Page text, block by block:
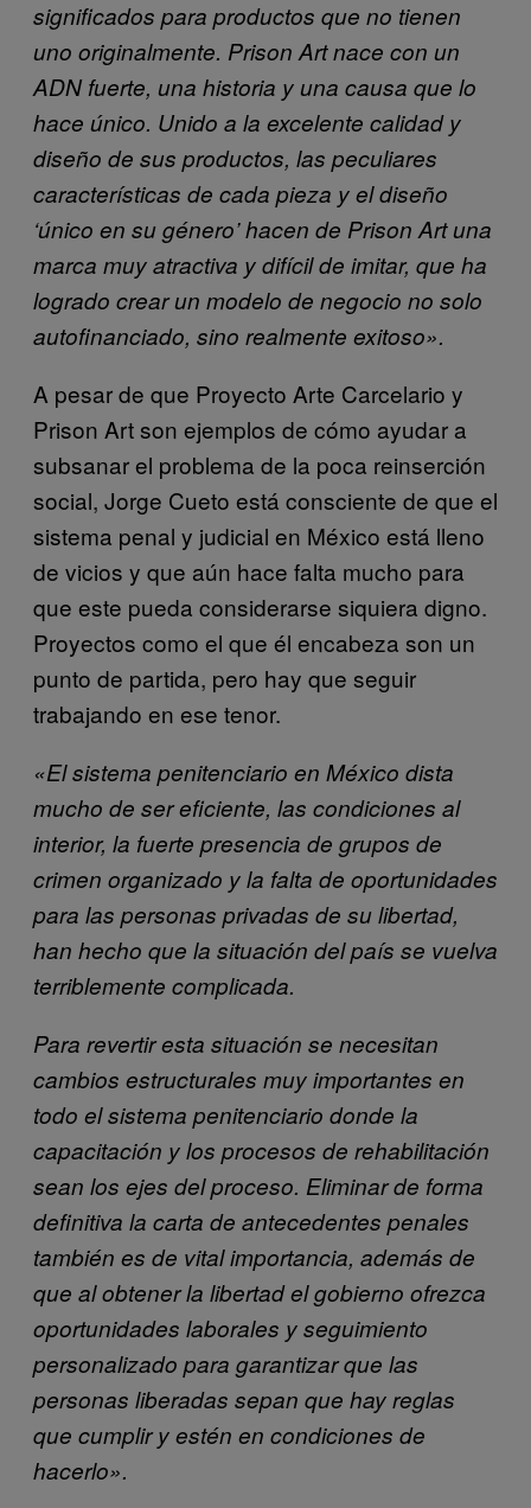
significados para productos que no tienen
uno originalmente. Prison Art nace con un
ADN fuerte, una historia y una causa que lo
hace único. Unido a la excelente calidad y
diseño de sus productos, las peculiares
características de cada pieza y el diseño
‘único en su género’ hacen de Prison Art una
marca muy atractiva y difícil de imitar, que ha
logrado crear un modelo de negocio no solo
autofinanciado, sino realmente exitoso».
A pesar de que Proyecto Arte Carcelario y
Prison Art son ejemplos de cómo ayudar a
subsanar el problema de la poca reinserción
social, Jorge Cueto está consciente de que el
sistema penal y judicial en México está lleno
de vicios y que aún hace falta mucho para
que este pueda considerarse siquiera digno.
Proyectos como el que él encabeza son un
punto de partida, pero hay que seguir
trabajando en ese tenor.
«El sistema penitenciario en México dista
mucho de ser eficiente, las condiciones al
interior, la fuerte presencia de grupos de
crimen organizado y la falta de oportunidades
para las personas privadas de su libertad,
han hecho que la situación del país se vuelva
terriblemente complicada.
Para revertir esta situación se necesitan
cambios estructurales muy importantes en
todo el sistema penitenciario donde la
capacitación y los procesos de rehabilitación
sean los ejes del proceso. Eliminar de forma
definitiva la carta de antecedentes penales
también es de vital importancia, además de
que al obtener la libertad el gobierno ofrezca
oportunidades laborales y seguimiento
personalizado para garantizar que las
personas liberadas sepan que hay reglas
que cumplir y estén en condiciones de
hacerlo».